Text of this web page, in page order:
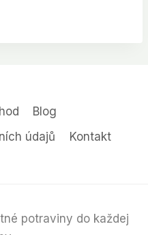
Blog
údajů
Kontakt
potraviny do každej